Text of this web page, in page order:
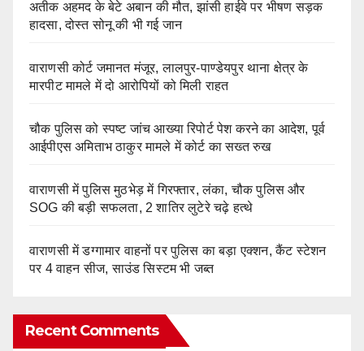
अतीक अहमद के बेटे अबान की मौत, झांसी हाईवे पर भीषण सड़क
हादसा, दोस्त सोनू की भी गई जान
वाराणसी कोर्ट जमानत मंजूर, लालपुर-पाण्डेयपुर थाना क्षेत्र के
मारपीट मामले में दो आरोपियों को मिली राहत
चौक पुलिस को स्पष्ट जांच आख्या रिपोर्ट पेश करने का आदेश, पूर्व
आईपीएस अमिताभ ठाकुर मामले में कोर्ट का सख्त रुख
वाराणसी में पुलिस मुठभेड़ में गिरफ्तार, लंका, चौक पुलिस और
SOG की बड़ी सफलता, 2 शातिर लुटेरे चढ़े हत्थे
वाराणसी में डग्गामार वाहनों पर पुलिस का बड़ा एक्शन, कैंट स्टेशन
पर 4 वाहन सीज, साउंड सिस्टम भी जब्त
Recent Comments